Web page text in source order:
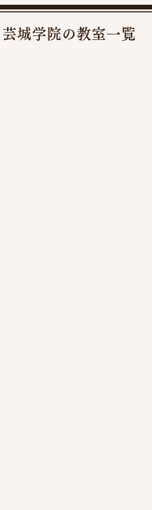
芸城学院の教室一覧